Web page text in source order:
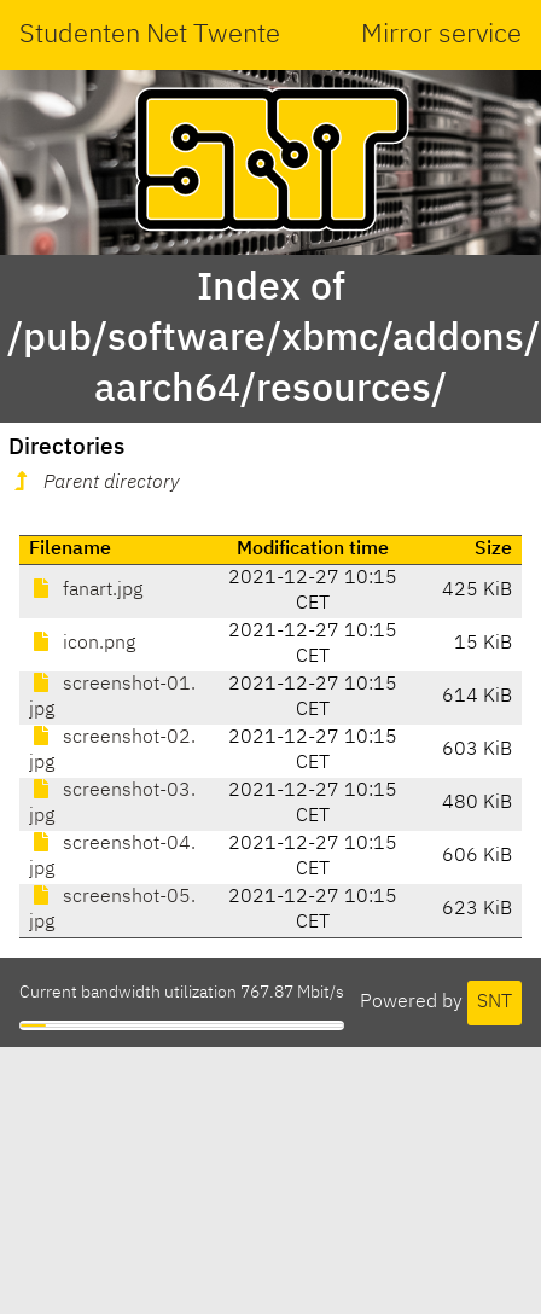
Studenten Net Twente Mirror service
Index of
/pub/software/xbmc/
aarch64/resources/
Directories
Parent directory
Filename Modification time Size
fanart.jpg
2021-12-27 10:15
CET
425 KiB
icon.png
2021-12-27 10:15
CET
15 KiB
screenshot-01.
jpg
2021-12-27 10:15
CET
614 KiB
screenshot-02.
jpg
2021-12-27 10:15
CET
603 KiB
screenshot-03.
jpg
2021-12-27 10:15
CET
480 KiB
screenshot-04.
jpg
2021-12-27 10:15
CET
606 KiB
screenshot-05.
jpg
2021-12-27 10:15
CET
623 KiB
Powered by SNT
Current bandwidth utilization 767.87 Mbit/s